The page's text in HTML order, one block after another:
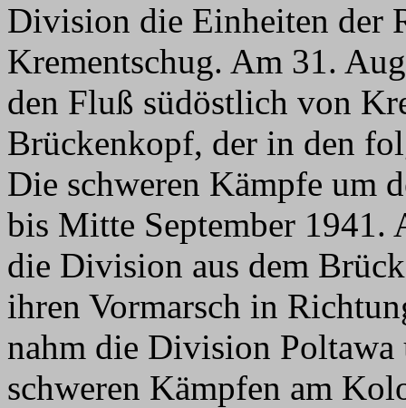
Division die Einheiten der
Krementschug. Am 31.
den Fluß südöstlich von
Brückenkopf, der in den
Die schweren Kämpfe um
bis Mitte September 1941.
die Division aus dem
ihren Vormarsch in
nahm die Division
schweren Kämpfen am